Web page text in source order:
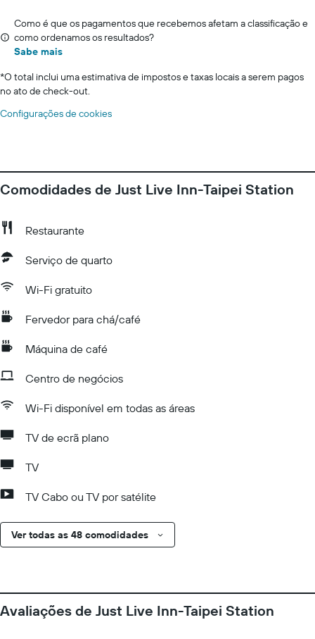
Como é que os pagamentos que recebemos afetam a classificação e
como ordenamos os resultados?
Sabe mais
*O total inclui uma estimativa de impostos e taxas locais a serem pagos
no ato de check-out.
Configurações de cookies
Comodidades de Just Live Inn-Taipei Station
Restaurante
Serviço de quarto
Wi-Fi gratuito
Fervedor para chá/café
Máquina de café
Centro de negócios
Wi-Fi disponível em todas as áreas
TV de ecrã plano
TV
TV Cabo ou TV por satélite
Ver todas as 48 comodidades
Avaliações de Just Live Inn-Taipei Station